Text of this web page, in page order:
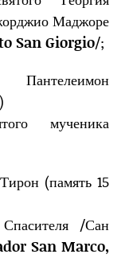
Маджоре
San Giorgio/;
мученика
(память 15
/Сан
San Marco,